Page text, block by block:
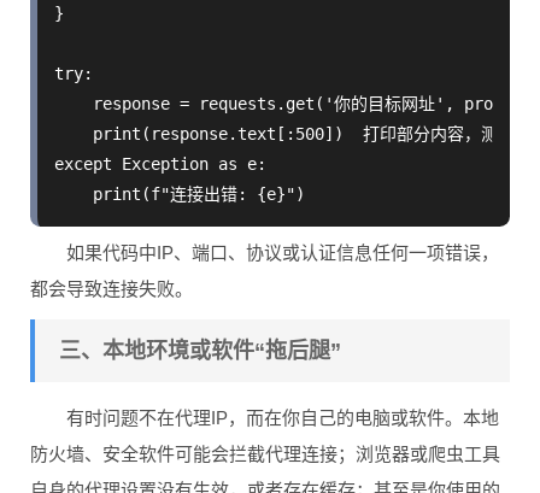
}
try:
response = requests.get('你的目标网址',
print(response.text[:500])  打印部分内容，测试是
except Exception as e:
如果代码中IP、端口、协议或认证信息任何一项错误，
都会导致连接失败。
三、本地环境或软件“拖后腿”
有时问题不在代理IP，而在你自己的电脑或软件。本地
防火墙、安全软件可能会拦截代理连接；浏览器或爬虫工具